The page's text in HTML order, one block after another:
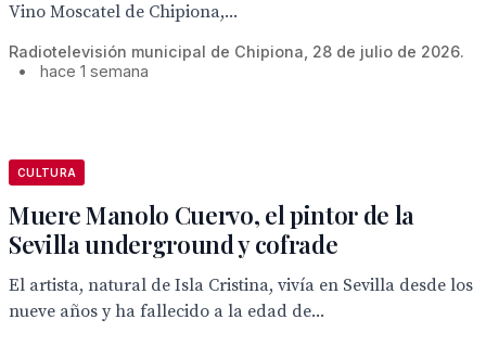
Vino Moscatel de Chipiona,...
Radiotelevisión municipal de Chipiona, 28 de julio de 2026.
•
hace 1 semana
CULTURA
Muere Manolo Cuervo, el pintor de la
Sevilla underground y cofrade
El artista, natural de Isla Cristina, vivía en Sevilla desde los
nueve años y ha fallecido a la edad de...